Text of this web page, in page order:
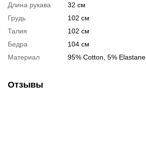
Длина рукава
32 см
Грудь
102 см
Талия
102 см
Бедра
104 см
Материал
95% Cotton, 5% Elastane.
Отзывы